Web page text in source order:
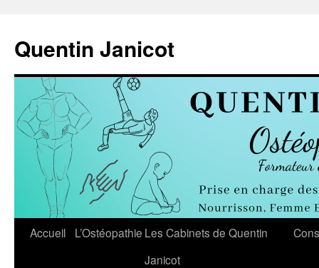
contenu
Quentin Janicot
Accueil L’Ostéopathie Les Cabinets de Quentin
Janicot